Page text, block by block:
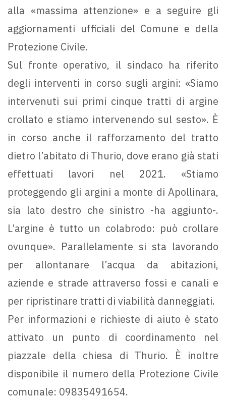
alla «massima attenzione» e a seguire gli
aggiornamenti ufficiali del Comune e della
Protezione Civile.
Sul fronte operativo, il sindaco ha riferito
degli interventi in corso sugli argini: «Siamo
intervenuti sui primi cinque tratti di argine
crollato e stiamo intervenendo sul sesto». È
in corso anche il rafforzamento del tratto
dietro l’abitato di Thurio, dove erano già stati
effettuati lavori nel 2021. «Stiamo
proteggendo gli argini a monte di Apollinara,
sia lato destro che sinistro -ha aggiunto-.
L’argine è tutto un colabrodo: può crollare
ovunque». Parallelamente si sta lavorando
per allontanare l’acqua da abitazioni,
aziende e strade attraverso fossi e canali e
per ripristinare tratti di viabilità danneggiati.
Per informazioni e richieste di aiuto è stato
attivato un punto di coordinamento nel
piazzale della chiesa di Thurio. È inoltre
disponibile il numero della Protezione Civile
comunale: 09835491654.